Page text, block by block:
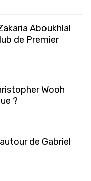
Aboukhlal
de Premier
Wooh
?
de Gabriel